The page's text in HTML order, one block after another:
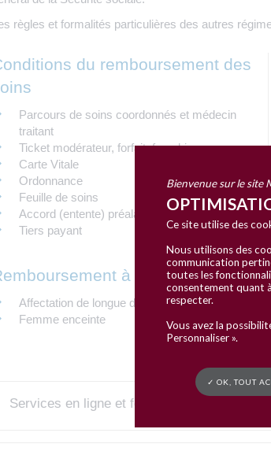
règles et formalités particulières des autres
du remboursement des
Parcours de soins coordonnés et médecin
traitant
Ticket modérateur, forfait, franchises
Carte Vitale
Ordonnance
Feuille de soins
Accord (entente) préalable
Tiers payant
à 100 %
Affectation de longue durée (ALD)
Femme enceinte
Services en ligne et formulaires
Bienvenue sur le site
Ce site utilise des
Nous utilisons des
communication
toutes les
consentement quant
respecter.
Vous avez la
Personnaliser ».
✓ OK, TOUT